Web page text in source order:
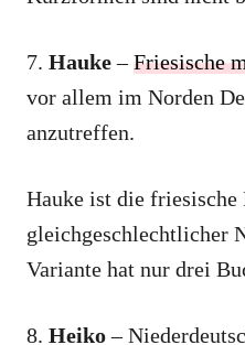
7. Hauke–Friesische
vor allem im Norden
anzutreffen.
Hauke ist die friesische
gleichgeschlechtlicher
Variante hat nur drei
8. Heiko–